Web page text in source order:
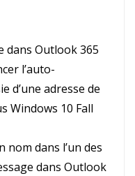
dans Outlook 365
l’auto-
d’une adresse de
Windows 10 Fall
nom dans l’un des
dans Outlook